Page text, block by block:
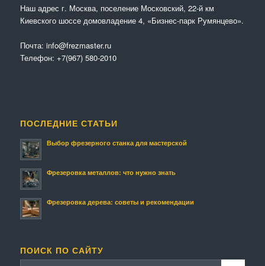
Наш адрес г. Москва, поселение Московский, 22-й км
Киевского шоссе домовладение 4, «Бизнес-парк Румянцево».
Почта: info@frezmaster.ru
Телефон: +7(967) 580-2010
ПОСЛЕДНИЕ СТАТЬИ
Выбор фрезерного станка для мастерской
Фрезеровка металлов: что нужно знать
Фрезеровка дерева: советы и рекомендации
ПОИСК ПО САЙТУ